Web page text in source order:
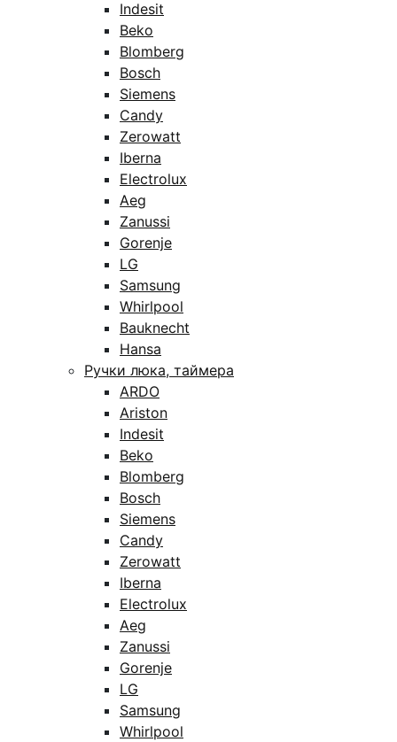
Indesit
Beko
Blomberg
Bosch
Siemens
Candy
Zerowatt
Iberna
Electrolux
Aeg
Zanussi
Gorenje
LG
Samsung
Whirlpool
Bauknecht
Hansa
Ручки люка, таймера
ARDO
Ariston
Indesit
Beko
Blomberg
Bosch
Siemens
Candy
Zerowatt
Iberna
Electrolux
Aeg
Zanussi
Gorenje
LG
Samsung
Whirlpool